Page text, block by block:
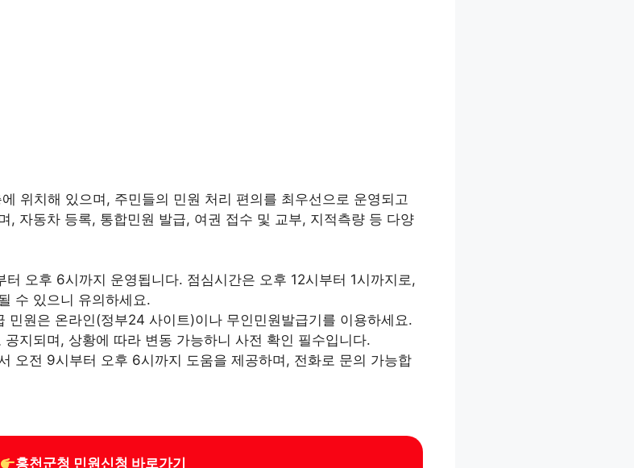
위치해 있으며, 주민들의 민원 처리 편의를 최우선으로 운영되고
, 자동차 등록, 통합민원 발급, 여권 접수 및 교부, 지적측량 등 다양
오후 6시까지 운영됩니다. 점심시간은 오후 12시부터 1시까지로,
수 있으니 유의하세요.
민원은 온라인(정부24 사이트)이나 무인민원발급기를 이용하세요.
지되며, 상황에 따라 변동 가능하니 사전 확인 필수입니다.
오전 9시부터 오후 6시까지 도움을 제공하며, 전화로 문의 가능합
홍천군청 민원신청 바로가기